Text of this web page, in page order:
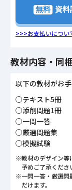
無料 資料
>>>お支払いについ
教材内容・同
以下の教材がお手
○テキスト5冊
○添削問題1冊
○一問一答
○厳選問題集
○模擬試験
※教材のデザイン等
予めご了承くださ
※一問一答・厳選問
だけます。